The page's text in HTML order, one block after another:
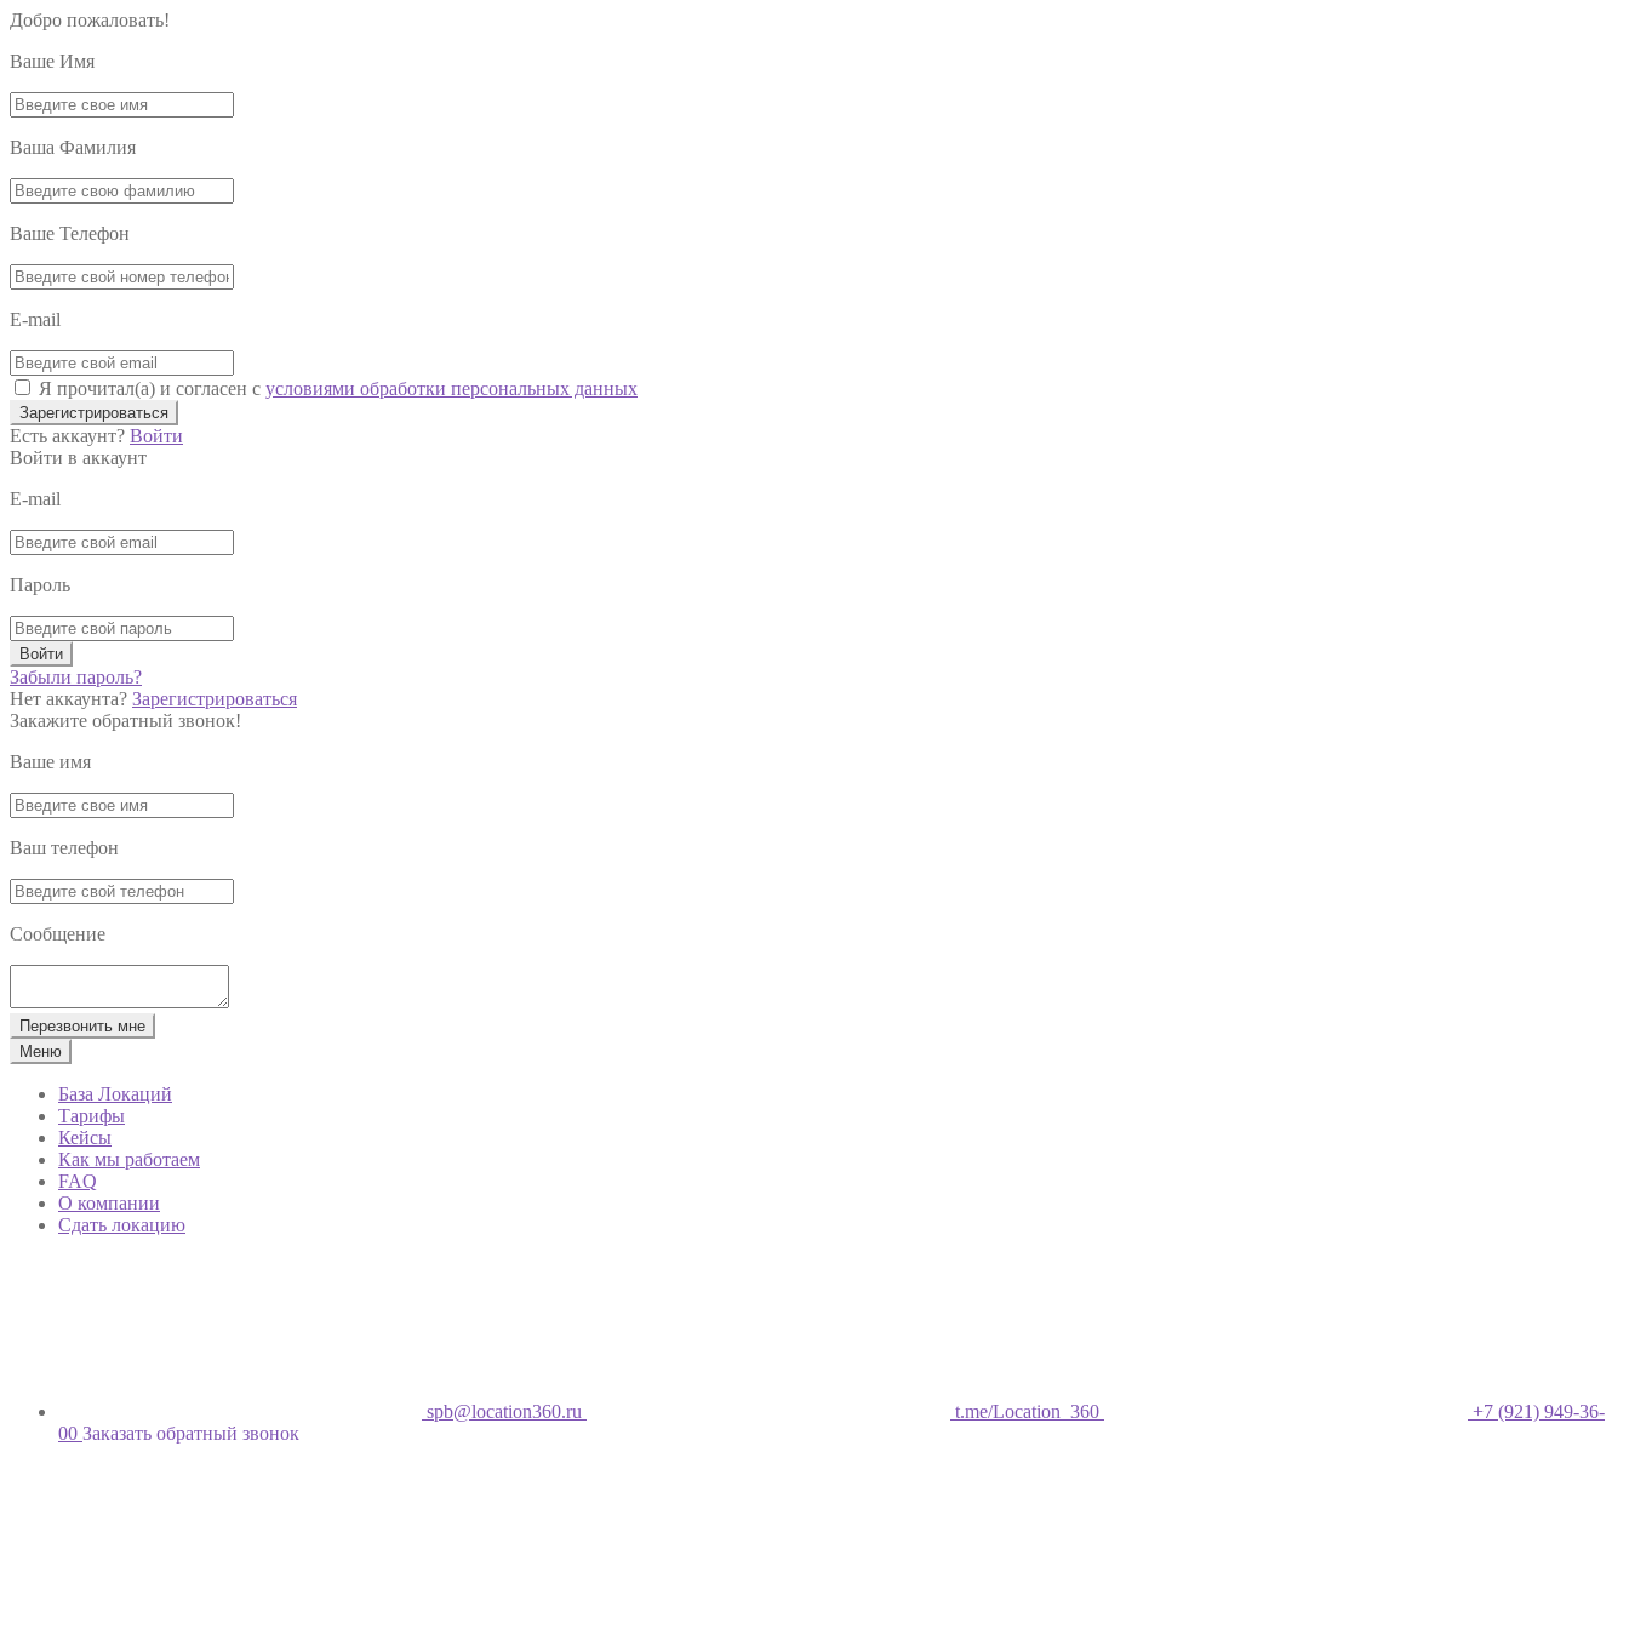
Добро пожаловать!
Ваше Имя
Ваша Фамилия
Ваше Телефон
E-mail
Я прочитал(а) и согласен с условиями обработки персональных данных
Зарегистрироваться
Есть аккаунт? Войти
Войти в аккаунт
E-mail
Пароль
Войти
Забыли пароль?
Нет аккаунта? Зарегистрироваться
Закажите обратный звонок!
Ваше имя
Ваш телефон
Сообщение
Перезвонить мне
Меню
База Локаций
Тарифы
Кейсы
Как мы работаем
FAQ
О компании
Сдать локацию
spb@location360.ru t.me/Location_360
+7 (921) 949-36-
00 Заказать обратный звонок